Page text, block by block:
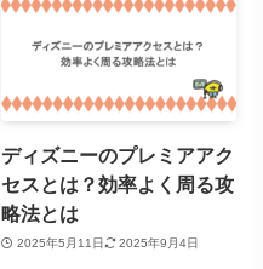
ディズニーのプレミアアク
セスとは？効率よく周る攻
略法とは
2025年5月11日 2025年9月4日